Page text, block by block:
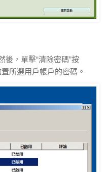
後，單擊“清除密碼”按
所選用戶帳戶的密碼。